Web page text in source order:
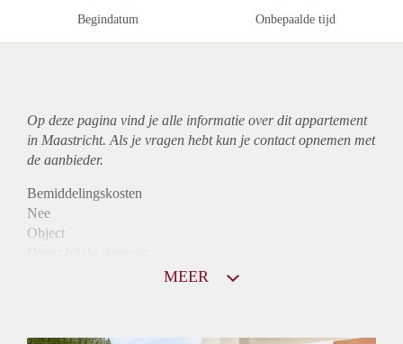
Begindatum Onbepaalde tijd
Op deze pagina vind je alle informatie over ditappartement
in Maastricht. Als je vragen hebt kun je contact opnemen met
de aanbieder.
Bemiddelingskosten
Nee
Object
MEER